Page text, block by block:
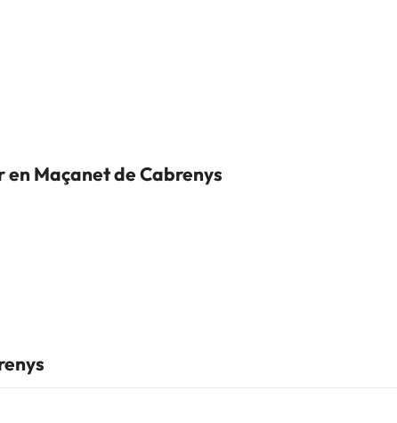
Maçanet de Cabrenys